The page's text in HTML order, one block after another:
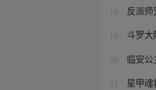
18 反派
19 斗罗
20 临安
21 星甲